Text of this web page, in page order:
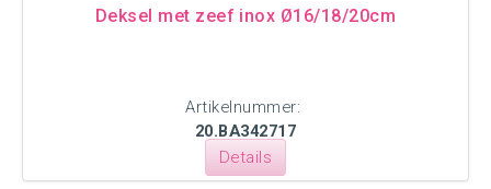
Deksel met zeef inox Ø16/18/20cm
Artikelnummer:
20.BA342717
Details